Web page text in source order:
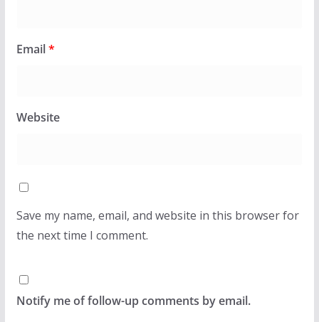
Email*
Website
Save my name, email, and website in this browser for
the next time I comment.
Notify me of follow-up comments by email.